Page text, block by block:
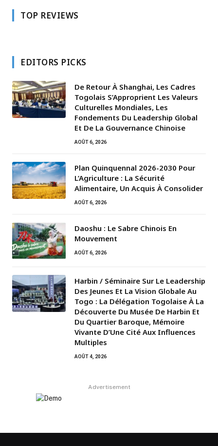
TOP REVIEWS
EDITORS PICKS
De Retour À Shanghai, Les Cadres
Togolais S’Approprient Les Valeurs
Culturelles Mondiales, Les
Fondements Du Leadership Global
Et De La Gouvernance Chinoise
AOÛT 6, 2026
Plan Quinquennal 2026-2030 Pour
L’Agriculture : La Sécurité
Alimentaire, Un Acquis À Consolider
AOÛT 6, 2026
Daoshu : Le Sabre Chinois En
Mouvement
AOÛT 6, 2026
Harbin / Séminaire Sur Le Leadership
Des Jeunes Et La Vision Globale Au
Togo : La Délégation Togolaise À La
Découverte Du Musée De Harbin Et
Du Quartier Baroque, Mémoire
Vivante D’Une Cité Aux Influences
Multiples
AOÛT 4, 2026
Advertisement